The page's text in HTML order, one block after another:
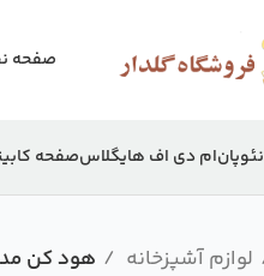
صفحه
نئوپانام دی اف هایگلاسصفحه
لوازم آشپزخانه هود کن